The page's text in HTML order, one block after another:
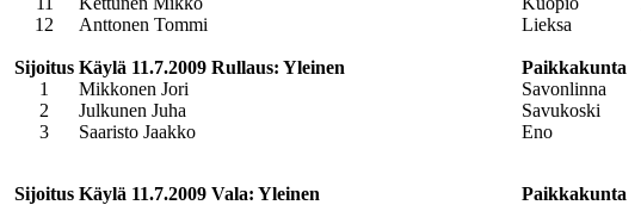
12
Anttonen Tommi Lieksa
Sijoitus Käylä 11.7.2009 Rullaus: Yleinen
Paikkakunta
1
Mikkonen Jori
Savonlinna
2
Julkunen Juha
Savukoski
3
Saaristo Jaakko Eno
Sijoitus Käylä 11.7.2009 Vala: Yleinen Paikkakunta